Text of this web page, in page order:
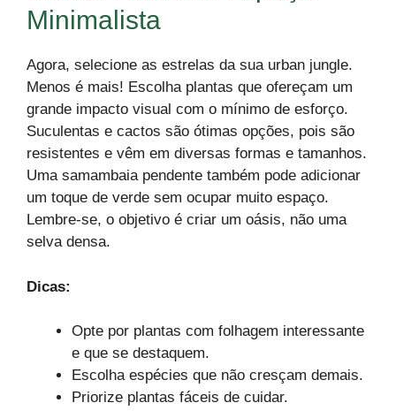
Minimalista
Agora, selecione as estrelas da sua urban jungle.
Menos é mais! Escolha plantas que ofereçam um
grande impacto visual com o mínimo de esforço.
Suculentas e cactos são ótimas opções, pois são
resistentes e vêm em diversas formas e tamanhos.
Uma samambaia pendente também pode adicionar
um toque de verde sem ocupar muito espaço.
Lembre-se, o objetivo é criar um oásis, não uma
selva densa.
Dicas:
Opte por plantas com folhagem interessante
e que se destaquem.
Escolha espécies que não cresçam demais.
Priorize plantas fáceis de cuidar.